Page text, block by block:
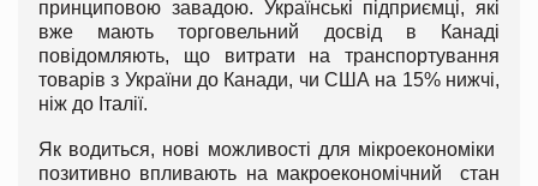
принциповою завадою. Українські підприємці, які
вже мають торговельний досвід в Канаді
повідомляють, що витрати на транспортування
товарів з України до Канади, чи США на 15% нижчі,
ніж до Італії.
Як водиться, нові можливості для мікроекономіки
позитивно впливають на макроекономічний стан